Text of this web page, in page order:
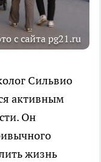
с сайта pg21.ru
Сильвио
активным
Он
жизнь